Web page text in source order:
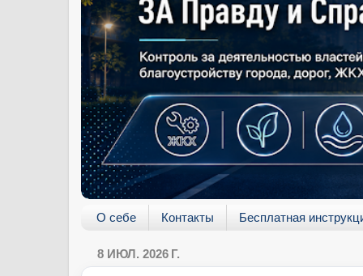
О себе Контакты Бесплатная
8 ИЮЛ. 2026 Г.